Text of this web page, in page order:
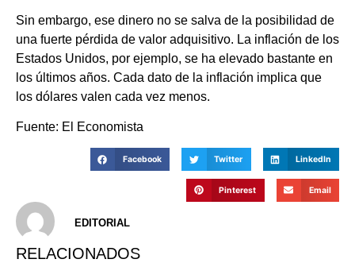
Sin embargo, ese dinero no se salva de la posibilidad de
una fuerte pérdida de valor adquisitivo. La inflación de los
Estados Unidos, por ejemplo, se ha elevado bastante en
los últimos años. Cada dato de la inflación implica que
los dólares valen cada vez menos.
Fuente: El Economista
Facebook Twitter LinkedIn
Pinterest Email
EDITORIAL
RELACIONADOS